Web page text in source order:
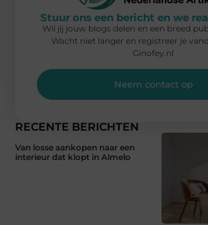
RECENTE BERICHTEN
Van losse aankopen naar een
interieur dat klopt in Almelo
Stuur ons een bericht en we
Wil jij jouw blogs delen en een breed
Wacht niet langer en registreer je
Ginofey.nl
Neem contact op